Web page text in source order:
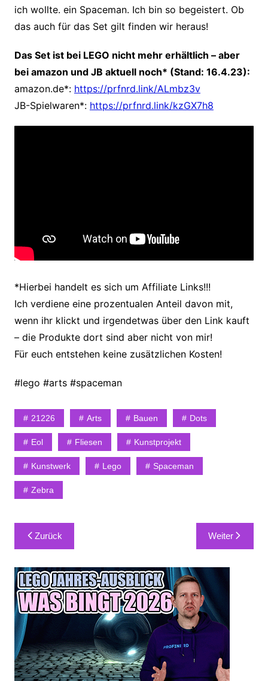
ich wollte. ein Spaceman. Ich bin so begeistert. Ob
das auch für das Set gilt finden wir heraus!
Das Set ist bei LEGO nicht mehr erhältlich – aber
bei amazon und JB aktuell noch* (Stand: 16.4.23):
amazon.de*: https://prfnrd.link/ALmbz3v
JB-Spielwaren*: https://prfnrd.link/kzGX7h8
*Hierbei handelt es sich um Affiliate Links!!!
Ich verdiene eine prozentualen Anteil davon mit,
wenn ihr klickt und irgendetwas über den Link kauft
– die Produkte dort sind aber nicht von mir!
Für euch entstehen keine zusätzlichen Kosten!
#lego #arts #spaceman
21226 Arts Bauen Dots
Eol Fliesen Kunstprojekt
Kunstwerk Lego Spaceman
Zebra
Beitragsnavigation
Zurück Weiter